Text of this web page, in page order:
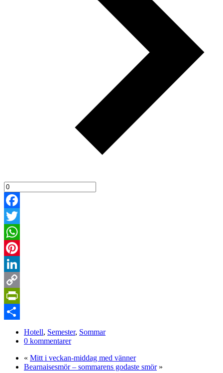
Facebook
Twitter
WhatsApp
Pinterest
LinkedIn
Copy
Link
PrintFriendly
Hotell, Semester, Sommar
0 kommentarer
« Mitt i veckan-middag med vänner
Bearnaisesmör – sommarens godaste smör»